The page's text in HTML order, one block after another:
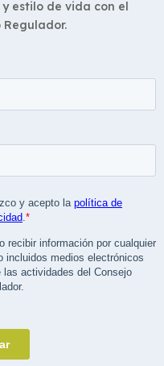
estilo de vida con el
Regulador.